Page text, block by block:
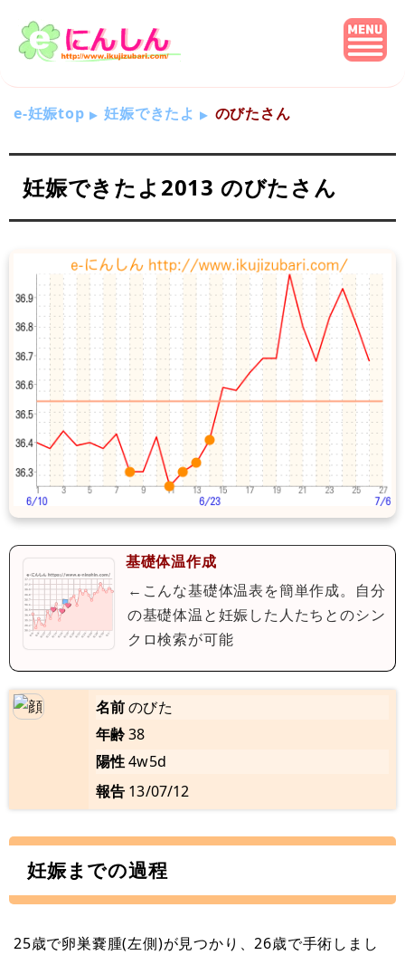
e-妊娠top 妊娠できたよ のびたさん
妊娠できたよ2013 のびたさん
基礎体温作成
←こんな基礎体温表を簡単作成。自分
の基礎体温と妊娠した人たちとのシン
クロ検索が可能
名前のびた
年齢38
陽性4w5d
報告 13/07/12
妊娠までの過程
25歳で卵巣嚢腫(左側)が見つかり、26歳で手術しまし